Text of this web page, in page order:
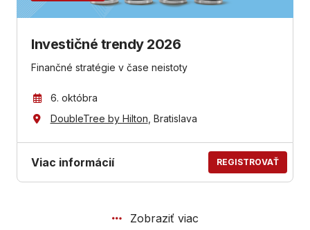
Investičné trendy 2026
Finančné stratégie v čase neistoty
6. októbra
DoubleTree by Hilton , Bratislava
Viac informácií REGISTROVAŤ
Zobraziť viac